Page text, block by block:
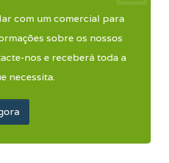
com um comercial para
sobre os nossos
nos e receberá toda a
necessita.